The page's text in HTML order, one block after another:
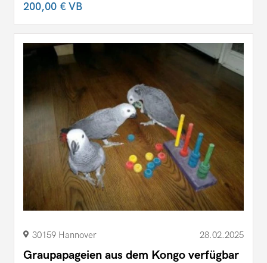
200,00 €VB
30159 Hannover 28.02.2025
Graupapageien aus dem Kongo verfügbar